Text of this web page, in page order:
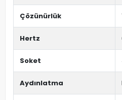
Çözünürlük
Hertz
Soket
Aydınlatma